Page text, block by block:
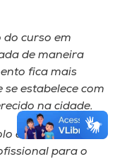
curso em
de maneira
fica mais
estabelece com
na cidade.
educacional das
para o